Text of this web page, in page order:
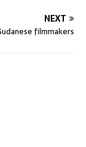
NEXT
filmmakers